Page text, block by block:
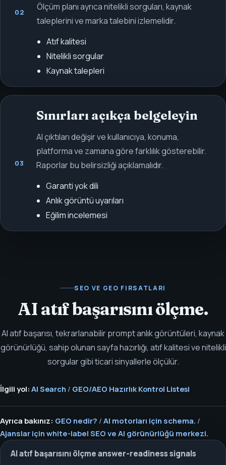
02
Ölçüm planı ayrıca nitelikli sorguları, kaynak
taleplerini ve marka talebini izlemelidir.
Atıf kalitesi
Nitelikli sorgular
Kaynak talepleri
03
Sınırları açıkça belgeleyin
AI çıktıları değişir ve kullanıcıya, konuma,
platforma ve zamana göre farklılık gösterebilir.
Raporlar bu belirsizliği açıklamalıdır.
Garanti yok dili
Anlık görüntü uyarıları
Eğilim incelemesi
SEO VE GEO FIRSATLARI
AI atıf başarısını ölçme.
AI atıf başarısı, tekrarlanabilir prompt anlık görüntüleri, kaynak
görünürlüğü, sahip olunan sayfa hazırlığı, atıf kalitesi ve nitelikli
sorgular gibi ticari sinyallerle ölçülür.
İlgili yol: AI Search / GEO/AEO Hazırlık Kontrol Listesi
Ayrıca bakınız: GEO nedir? / AI motorları için schema. /
Ajanslar için white-label SEO ve AI görünürlüğü merkezi.
AI atıf başarısını ölçme answer-readiness signals